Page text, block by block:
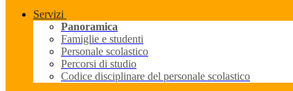
Servizi
Panoramica
Famiglie e studenti
Personale scolastico
Percorsi di studio
Codice disciplinare del personale scolastico